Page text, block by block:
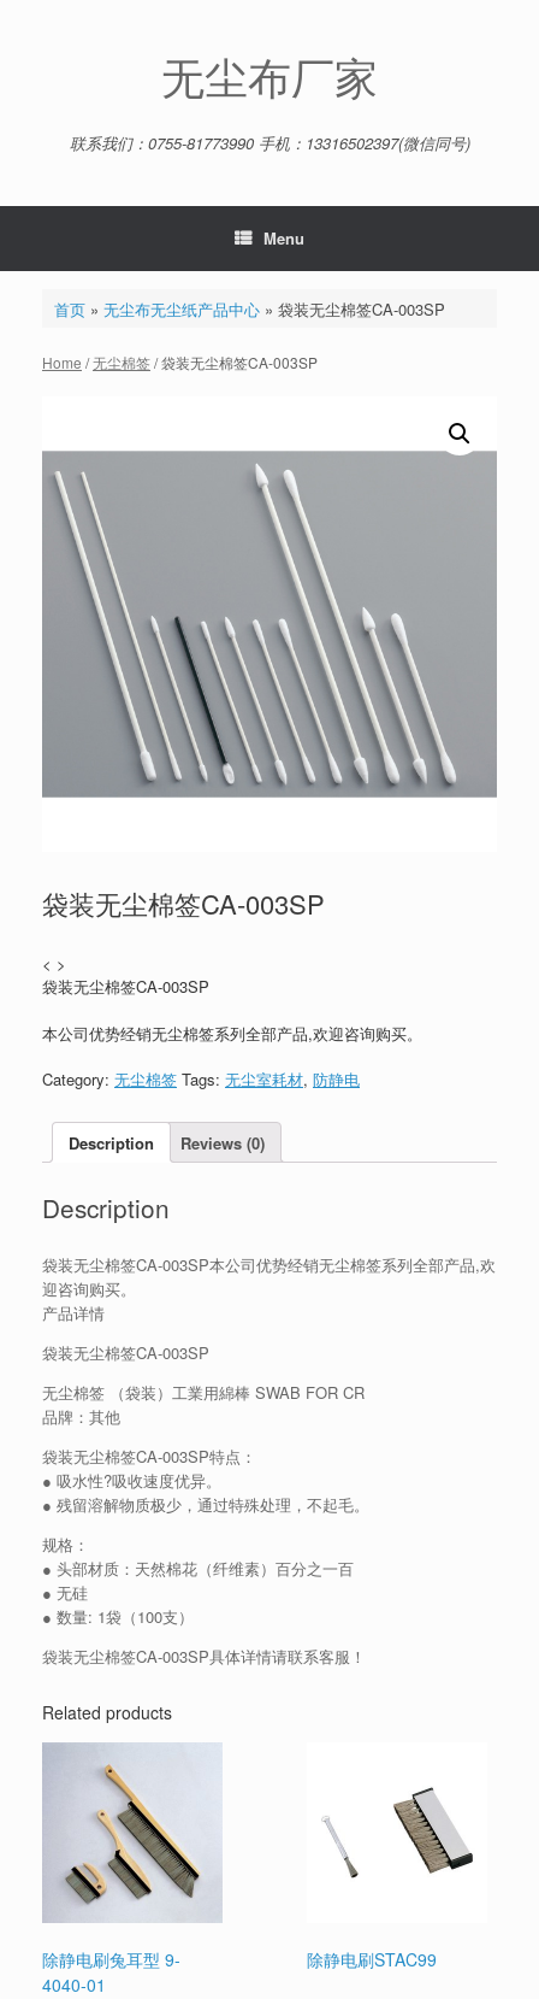
无尘布厂家
联系我们：0755-81773990 手机：13316502397(微信同号)
Menu
首页» 无尘布无尘纸产品中心» 袋装无尘棉签CA-003SP
Home /无尘棉签/ 袋装无尘棉签CA-003SP
袋装无尘棉签CA-003SP
< >
袋装无尘棉签CA-003SP
本公司优势经销无尘棉签系列全部产品,欢迎咨询购买。
Category: 无尘棉签 Tags: 无尘室耗材, 防静电
Description Reviews (0)
Description
袋装无尘棉签CA-003SP本公司优势经销无尘棉签系列全部产品,欢
迎咨询购买。
产品详情
袋装无尘棉签CA-003SP
无尘棉签 （袋装）工業用綿棒 SWAB FOR CR
品牌：其他
袋装无尘棉签CA-003SP特点：
● 吸水性?吸收速度优异。
● 残留溶解物质极少，通过特殊处理，不起毛。
规格：
● 头部材质：天然棉花（纤维素）百分之一百
● 无硅
● 数量: 1袋（100支）
袋装无尘棉签CA-003SP具体详情请联系客服！
Related products
除静电刷兔耳型 9-
4040-01
除静电刷STAC99